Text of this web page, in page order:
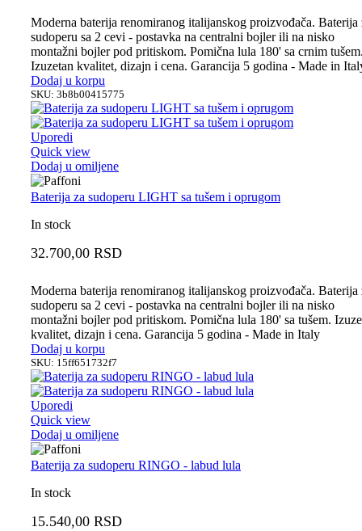
Moderna baterija renomiranog italijanskog proizvođača. Baterija
sudoperu sa 2 cevi - postavka na centralni bojler ili na nisko
montažni bojler pod pritiskom. Pomična lula 180' sa crnim
Izuzetan kvalitet, dizajn i cena. Garancija 5 godina - Made in
Dodaj u korpu
SKU: 3b8b00415775
Uporedi
Quick view
Dodaj u omiljene
Baterija za sudoperu LIGHT sa tušem i oprugom
In stock
32.700,00 RSD
Moderna baterija renomiranog italijanskog proizvođača. Baterija
sudoperu sa 2 cevi - postavka na centralni bojler ili na nisko
montažni bojler pod pritiskom. Pomična lula 180' sa tušem.
kvalitet, dizajn i cena. Garancija 5 godina - Made in Italy
Dodaj u korpu
SKU: 15ff651732f7
Uporedi
Quick view
Dodaj u omiljene
Baterija za sudoperu RINGO - labud lula
In stock
15.540,00 RSD